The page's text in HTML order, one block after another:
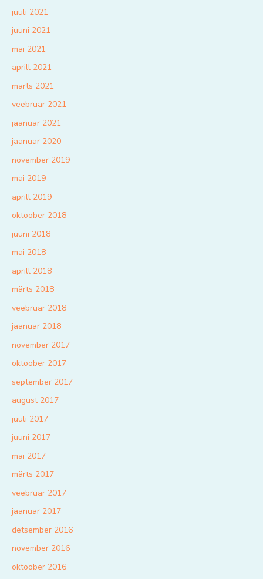
juuli 2021
juuni 2021
mai 2021
aprill 2021
märts 2021
veebruar 2021
jaanuar 2021
jaanuar 2020
november 2019
mai 2019
aprill 2019
oktoober 2018
juuni 2018
mai 2018
aprill 2018
märts 2018
veebruar 2018
jaanuar 2018
november 2017
oktoober 2017
september 2017
august 2017
juuli 2017
juuni 2017
mai 2017
märts 2017
veebruar 2017
jaanuar 2017
detsember 2016
november 2016
oktoober 2016